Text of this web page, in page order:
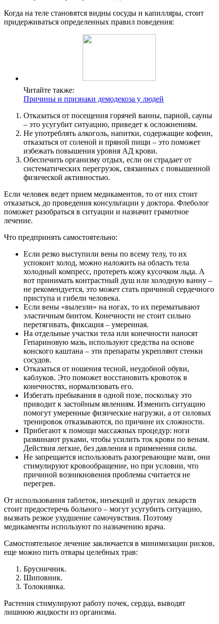
Когда на теле становятся видны сосуды и капилляры, стоит
придерживаться определенных правил поведения:
Читайте также:
Причины и признаки демодекоза у людей
Отказаться от посещения горячей ванны, парной, сауны
– это усугубит ситуацию, приведет к осложнениям.
Не употреблять алкоголь, напитки, содержащие кофеин,
отказаться от соленой и пряной пищи – это поможет
избежать повышения уровня АД крови.
Обеспечить организму отдых, если он страдает от
систематических перегрузок, связанных с повышенной
физической активностью.
Если человек ведет прием медикаментов, то от них стоит
отказаться, до проведения консультации у доктора. Флеболог
поможет разобраться в ситуации и назначит грамотное
лечение.
Что предпринять самостоятельно:
Если резко выступили вены по всему телу, то их
успокоит холод, можно наложить на область тела
холодный компресс, протереть кожу кусочком льда. А
вот принимать контрастный душ или холодную ванну –
не рекомендуется, это может стать причиной сердечного
приступа и гибели человека.
Если вены «вылезли» на ногах, то их перематывают
эластичным бинтом. Конечности не стоит сильно
перетягивать, фиксация – умеренная.
На отдельные участки тела или конечности наносят
Гепариновую мазь, используют средства на основе
конского каштана – эти препараты укрепляют стенки
сосудов.
Отказаться от ношения тесной, неудобной обуви,
каблуков. Это поможет восстановить кровоток в
конечностях, нормализовать его.
Избегать пребывания в одной позе, поскольку это
приводит к застойным явлениям. Изменить ситуацию
помогут умеренные физические нагрузки, а от силовых
тренировок отказываются, по причине их сложности.
Прибегают к помощи массажных процедур: ноги
разминают руками, чтобы усилить ток крови по венам.
Действия легкие, без давления и применения силы.
Не запрещается использовать разогревающие мази, они
стимулируют кровообращение, но при условии, что
причиной возникновения проблемы считается не
перегрев.
От использования таблеток, инъекций и других лекарств
стоит предостеречь больного – могут усугубить ситуацию,
вызвать резкое ухудшение самочувствия. Поэтому
медикаменты используют по назначению врача.
Самостоятельное лечение заключается в минимизации рисков,
еще можно пить отвары целебных трав:
Брусничник.
Шиповник.
Толокнянка.
Растения стимулируют работу почек, сердца, выводят
лишнюю жидкости из организма.